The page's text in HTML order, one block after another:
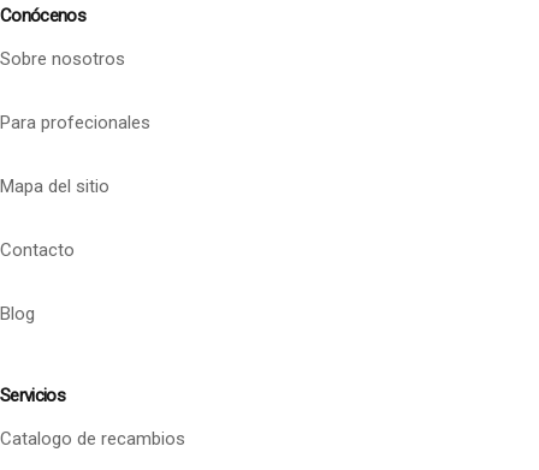
Conócenos
Sobre nosotros
Para profecionales
Mapa del sitio
Contacto
Blog
Servicios
Catalogo de recambios